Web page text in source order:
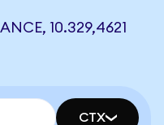
10.329,4621
CTX